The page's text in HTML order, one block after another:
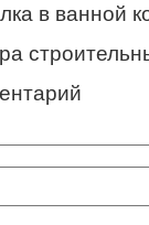
в ванной